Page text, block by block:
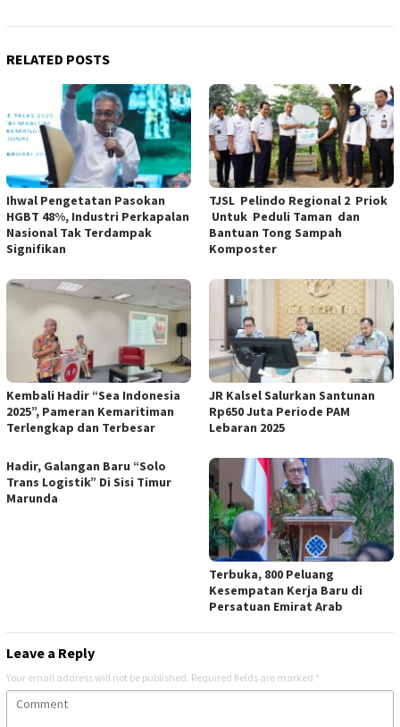
RELATED POSTS
Ihwal Pengetatan Pasokan
HGBT 48%, Industri Perkapalan
Nasional Tak Terdampak
Signifikan
TJSL Pelindo Regional 2 Priok
Untuk Peduli Taman dan
Bantuan Tong Sampah
Komposter
Kembali Hadir “Sea Indonesia
2025”, Pameran Kemaritiman
Terlengkap dan Terbesar
JR Kalsel Salurkan Santunan
Rp650 Juta Periode PAM
Lebaran 2025
Hadir, Galangan Baru “Solo
Trans Logistik” Di Sisi Timur
Marunda
Terbuka, 800 Peluang
Kesempatan Kerja Baru di
Persatuan Emirat Arab
Leave a Reply
Your email address will not be published. Required fields are marked *